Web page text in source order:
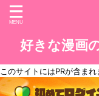
好きな漫画
このサイトにはPRが含まれ